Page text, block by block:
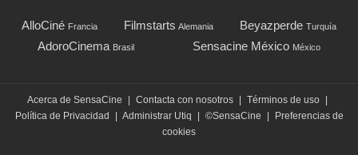
AlloCiné Francia Filmstarts Alemania Beyazperde Turquía
AdoroCinema Brasil Sensacine México México
Acerca de SensaCine | Contacta con nosotros | Términos de uso |
Política de Privacidad
| Administrar Utiq | ©SensaCine |
Preferencias de
cookies